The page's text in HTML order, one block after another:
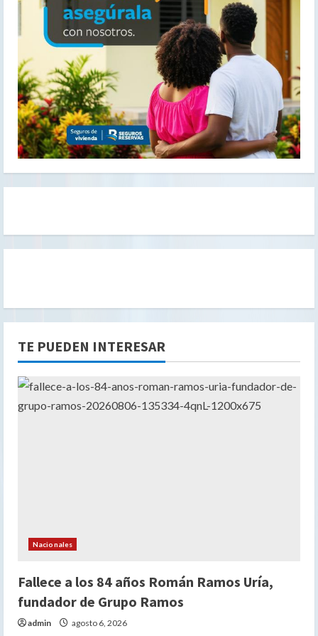
TE PUEDEN INTERESAR
Nacionales
Fallece a los 84 años Román Ramos Uría,
fundador de Grupo Ramos
admin agosto 6, 2026